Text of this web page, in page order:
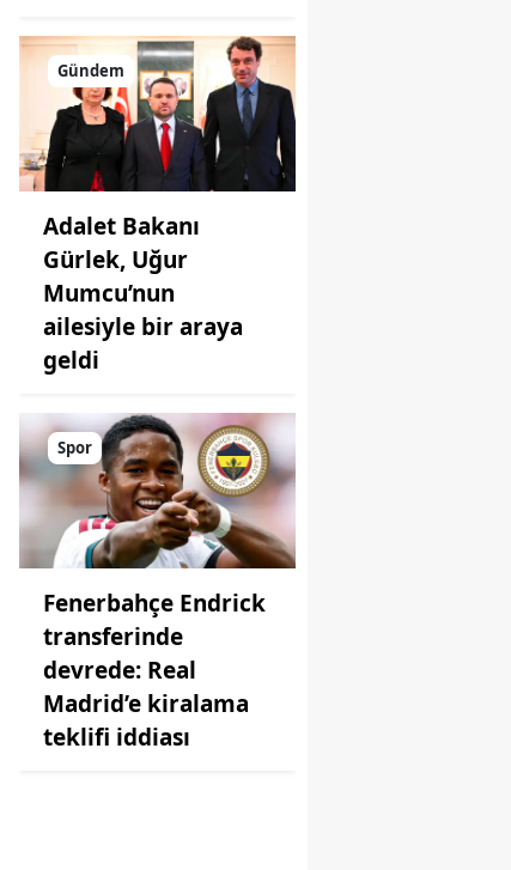
Gündem
Adalet Bakanı
Gürlek, Uğur
Mumcu’nun
ailesiyle bir araya
geldi
Spor
Fenerbahçe Endrick
transferinde
devrede: Real
Madrid’e kiralama
teklifi iddiası